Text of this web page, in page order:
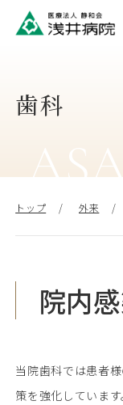
01 外来のご案
02 医師紹介
♯03 施設案内
04 診療受付
05 アクセス
歯科
トップ 外来
院内
当院歯科では患者
策を強化しています